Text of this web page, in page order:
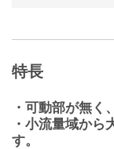
特長
・可動部が無く
・小流量域から
す。